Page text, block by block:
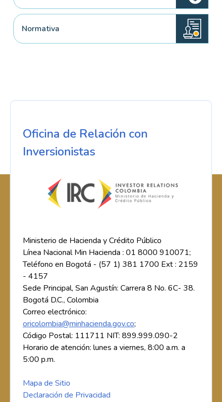
Normativa
Oficina de Relación con
Inversionistas
Ministerio de Hacienda y Crédito Público
Línea Nacional Min Hacienda : 01 8000 910071;
Teléfono en Bogotá - (57 1) 381 1700 Ext : 2159
- 4157
Sede Principal, San Agustín: Carrera 8 No. 6C- 38.
Bogotá D.C., Colombia
Correo electrónico:
oricolombia@minhacienda.gov.co;
Código Postal: 111711 NIT: 899.999.090-2
Horario de atención: lunes a viernes, 8:00 a.m. a
5:00 p.m.
Mapa de Sitio
Declaración de Privacidad